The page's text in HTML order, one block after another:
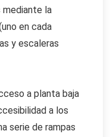
mediante la
en cada
y escaleras
a planta baja
a los
serie de rampas